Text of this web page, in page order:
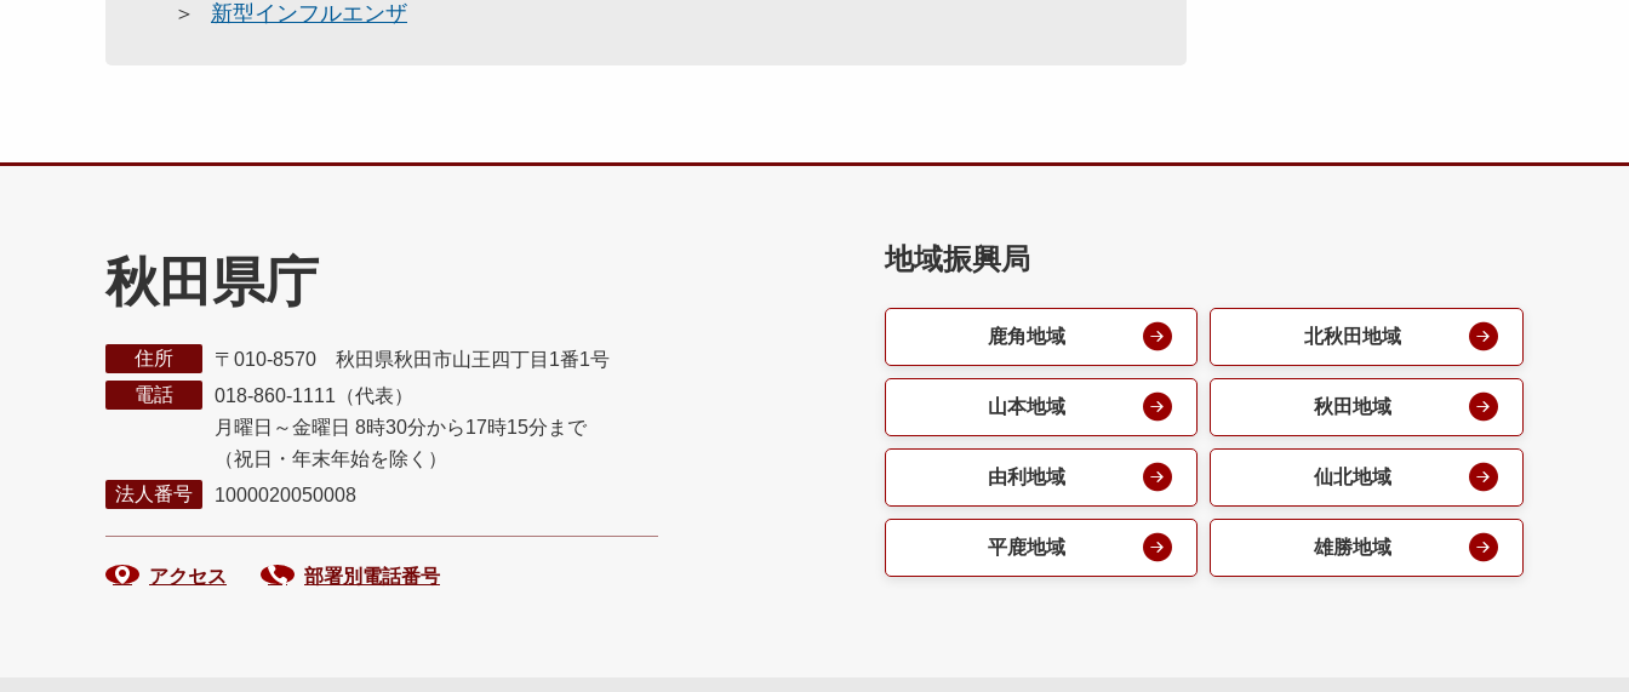
新型インフルエンザ
秋田県庁
住所
〒010-8570 秋田県秋田市山王四丁目1番1号
電話
018-860-1111（代表）
月曜日～金曜日 8時30分から17時15分まで
（祝日・年末年始を除く）
法人番号
1000020050008
アクセス 部署別電話番号
地域振興局
鹿角地域 北秋田地域
山本地域 秋田地域
由利地域 仙北地域
平鹿地域 雄勝地域